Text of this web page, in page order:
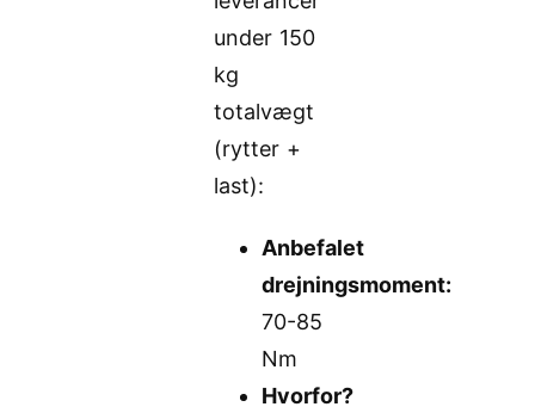
under 150
kg
totalvægt
(rytter +
last):
Anbefalet
drejningsmoment:
70-85
Nm
Hvorfor?